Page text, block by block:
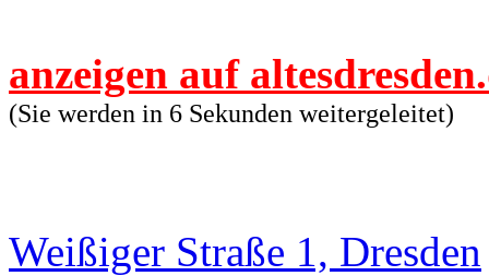
anzeigen auf
(Sie werden in 6 Sekunden weitergeleitet)
Weißiger Straße 1, Dresden